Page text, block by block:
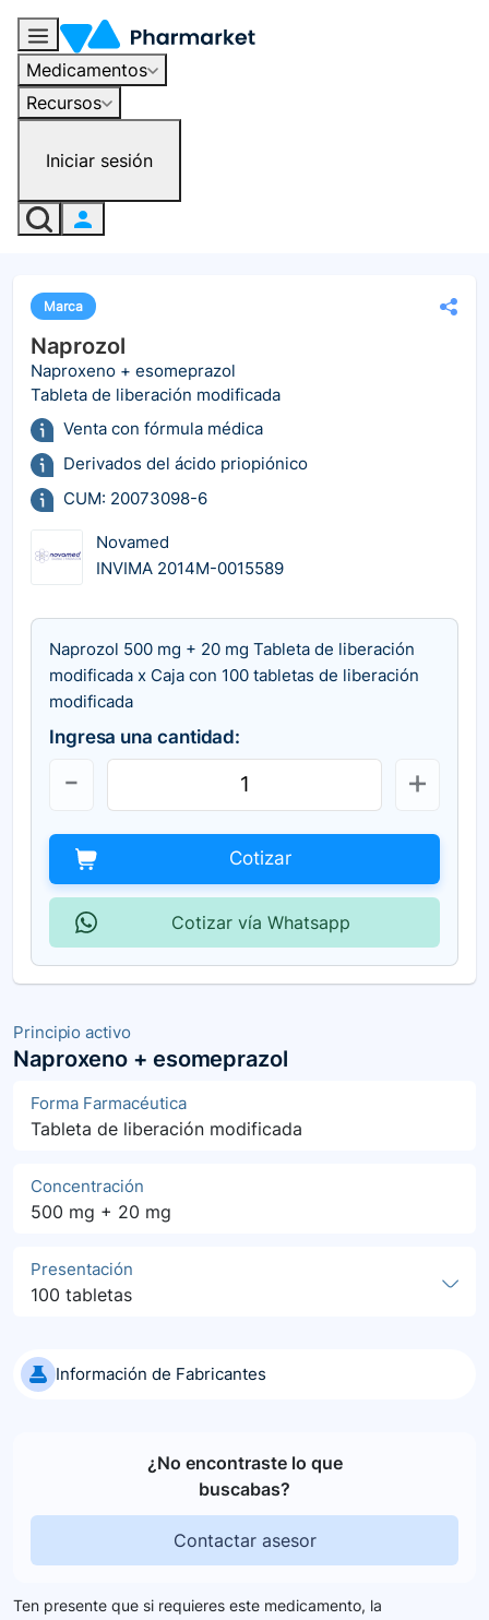
Medicamentos
Recursos
Iniciar sesión
Principio activo
Naproxeno + esomeprazol
Forma Farmacéutica
Tableta de liberación modificada
Concentración
500 mg + 20 mg
Presentación
100 tabletas
Información de Fabricantes
¿No encontraste lo que
buscabas?
Contactar asesor
Marca
Naprozol
Naproxeno + esomeprazol
Tableta de liberación modificada
Venta con fórmula médica
Derivados del ácido priopiónico
CUM: 20073098-6
Novamed
INVIMA 2014M-0015589
Naprozol 500 mg + 20 mg Tableta de liberación
modificada x Caja con 100 tabletas de liberación
modificada
Ingresa una cantidad:
Cotizar
Cotizar vía Whatsapp
Ten presente que si requieres este medicamento, la